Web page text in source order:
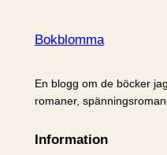
Bokblomma
En blogg om de böcker
romaner,
Information